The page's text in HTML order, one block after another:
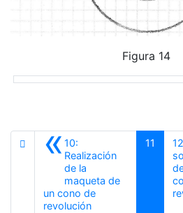
Figura 14
«10:
Realización
de la
maqueta de
un cono de
revoluciónAnterior
11